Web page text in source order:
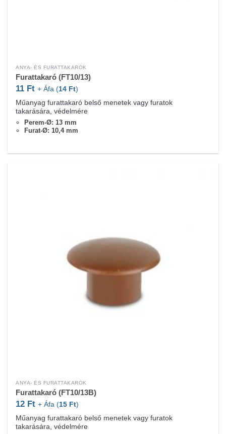
ANYA- ÉS FURATTAKARÓK
Furattakaró (FT10/13)
11 Ft + Áfa (14 Ft)
Műanyag furattakaró belső menetek vagy furatok
takarására, védelmére
Perem-Ø: 13 mm
Furat-Ø: 10,4 mm
ANYA- ÉS FURATTAKARÓK
Furattakaró (FT10/13B)
12 Ft + Áfa (15 Ft)
Műanyag furattakaró belső menetek vagy furatok
takarására, védelmére